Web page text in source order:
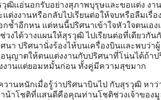
แอ่นอกรับอย่างสุภาพบุรุษและขอแต่ง งา
ต่งงานหรือกลับไปเรียนต่อให้จบหรือลืมเรื่อง
ช้ำอีกหน แต่หนนี้ปริศนาเข้าใจหัวใจตนเอง
งได้วางแผนให้สุรวุฒิ ไปเรียนต่อที่เดียวกัน
นา ปริศนานั่งร้องไห้บนเครื่องบินและพบว่าผู้
นุญาตให้ตนแต่งงานกับปริศนาที่โน่นได้ถ้าป
งานแต่ยอมหมั้นก่อน ทั้งคู่มีความสุขมาก
านหนักเมื่อรู้ว่าปริศนาบินไป กับสุรวุฒิ หาว่
าน้าโชติที่แสนดีคือคุณท่านโชติช่วงเจ้าของ